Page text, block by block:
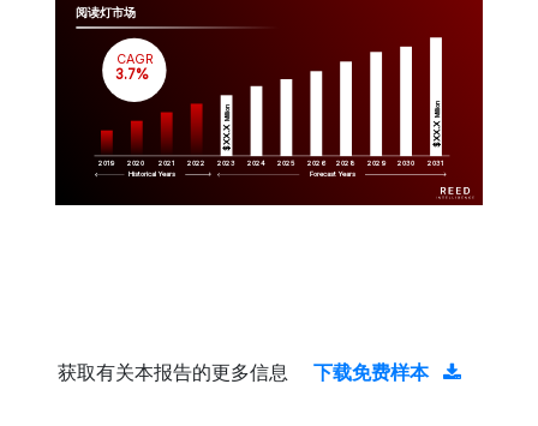
阅读灯市场
2019 2020 2021 2022 2023 2024 2025 2026 2028 2029 2030 2031
$XX.X
Million
$XX.X
Million
CAGR
3.7%
Historical Years Forecast Years
获取有关本报告的更多信息 下载免费样本